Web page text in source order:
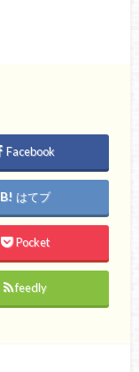
Facebook
はてブ
Pocket
feedly